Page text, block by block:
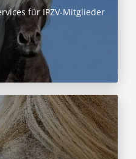
für IPZV-Mitglieder